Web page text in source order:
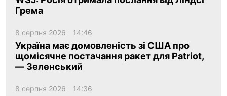
Грема
8 серпня 2026 14:46
Україна має домовленість зі США про
щомісячне постачання ракет для Patriot,
— Зеленський
8 серпня 2026 14:36